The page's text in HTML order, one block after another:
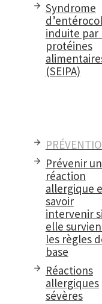
Syndrome
induite par
protéines
(SEIPA)
Prévenir
réaction
allergique
savoir
intervenir
elle
les règles
base
Réactions
allergiques
sévères